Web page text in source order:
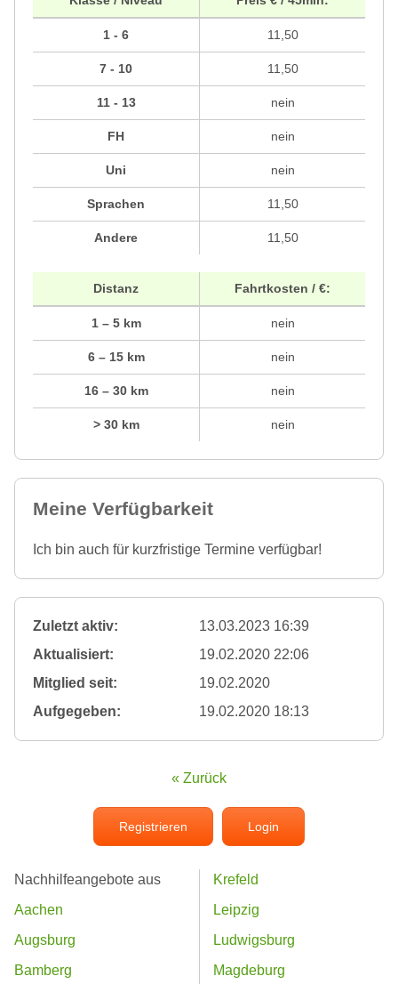
1 - 6
7 - 10
11 - 13
FH
Uni
Sprachen
Andere
11,50
11,50
nein
nein
nein
11,50
11,50
Distanz
1 – 5 km
6 – 15 km
16 – 30 km
> 30 km
Fahrtkosten / €:
nein
nein
nein
nein
Meine Verfügbarkeit
Ich bin auch für kurzfristige Termine verfügbar!
Zuletzt aktiv:
13.03.2023 16:39
Aktualisiert:
19.02.2020 22:06
Mitglied seit:
19.02.2020
Aufgegeben:
19.02.2020 18:13
« Zurück
Registrieren Login
Nachhilfeangebote aus
Aachen
Augsburg
Bamberg
Krefeld
Leipzig
Ludwigsburg
Magdeburg